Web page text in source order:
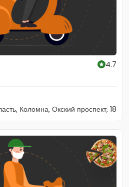
4.7
Коломна, Окский проспект, 18